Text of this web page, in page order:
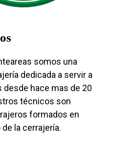
somos una
dedicada a servir a
hace mas de 20
técnicos son
formados en
la cerrajería.